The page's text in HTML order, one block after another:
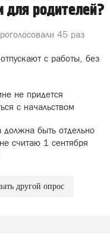
родителей?
45 раз
с работы, без
не придется
с начальством
быть отдельно
считаю 1 сентября
другой опрос